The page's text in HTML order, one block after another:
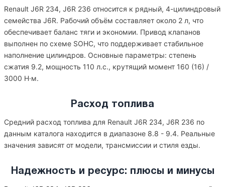
Renault J6R 234, J6R 236 относится к рядный, 4-цилиндровый
семейства J6R. Рабочий объём составляет около 2 л, что
обеспечивает баланс тяги и экономии. Привод клапанов
выполнен по схеме SOHC, что поддерживает стабильное
наполнение цилиндров. Основные параметры: степень
сжатия 9.2, мощность 110 л.с., крутящий момент 160 (16) /
3000 Н·м.
Расход топлива
Средний расход топлива для Renault J6R 234, J6R 236 по
данным каталога находится в диапазоне 8.8 - 9.4. Реальные
значения зависят от модели, трансмиссии и стиля езды.
Надежность и ресурс: плюсы и минусы